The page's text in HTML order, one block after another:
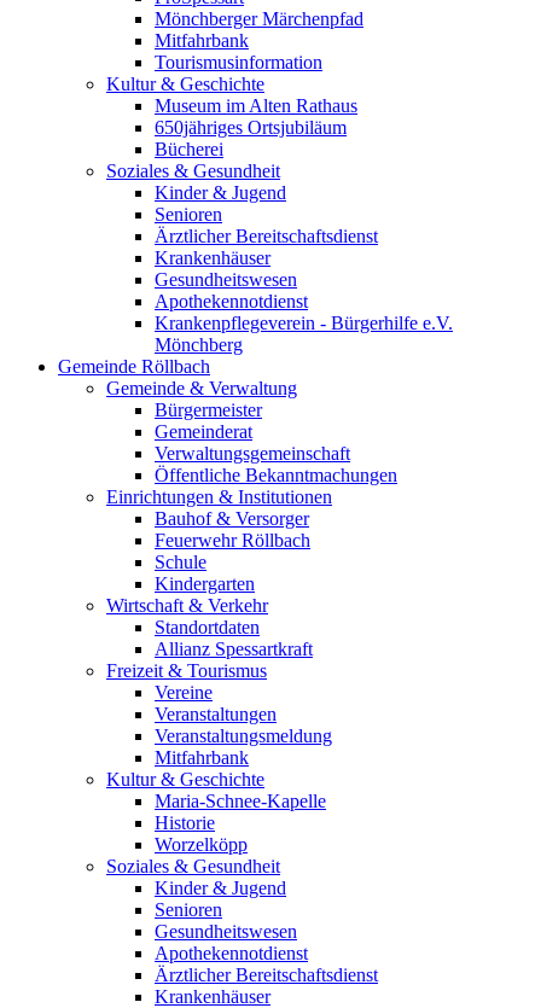
Mönchberger Märchenpfad
Mitfahrbank
Tourismusinformation
Kultur & Geschichte
Museum im Alten Rathaus
650jähriges Ortsjubiläum
Bücherei
Soziales & Gesundheit
Kinder & Jugend
Senioren
Ärztlicher Bereitschaftsdienst
Krankenhäuser
Gesundheitswesen
Apothekennotdienst
Krankenpflegeverein - Bürgerhilfe e.V.
Mönchberg
Gemeinde Röllbach
Gemeinde & Verwaltung
Bürgermeister
Gemeinderat
Verwaltungsgemeinschaft
Öffentliche Bekanntmachungen
Einrichtungen & Institutionen
Bauhof & Versorger
Feuerwehr Röllbach
Schule
Kindergarten
Wirtschaft & Verkehr
Standortdaten
Allianz Spessartkraft
Freizeit & Tourismus
Vereine
Veranstaltungen
Veranstaltungsmeldung
Mitfahrbank
Kultur & Geschichte
Maria-Schnee-Kapelle
Historie
Worzelköpp
Soziales & Gesundheit
Kinder & Jugend
Senioren
Gesundheitswesen
Apothekennotdienst
Ärztlicher Bereitschaftsdienst
Krankenhäuser